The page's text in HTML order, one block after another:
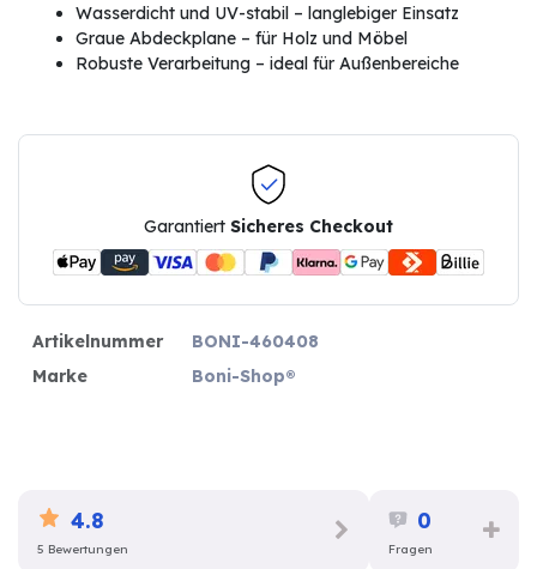
Wasserdicht und UV-stabil – langlebiger Einsatz
Graue Abdeckplane – für Holz und Möbel
Robuste Verarbeitung – ideal für Außenbereiche
Garantiert Sicheres Checkout
Artikelnummer
BONI-460408
Marke
Boni-Shop®
4.8
5 Bewertungen
0
Fragen